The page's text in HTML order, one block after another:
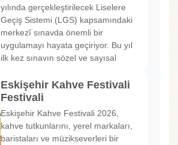
yılında gerçekleştirilecek Liselere
Geçiş Sistemi (LGS) kapsamındaki
merkezî sınavda önemli bir
uygulamayı hayata geçiriyor. Bu yıl
ilk kez sınavın sözel ve sayısal
Eskişehir Kahve Festivali
Festivali
Eskişehir Kahve Festivali 2026,
kahve tutkunlarını, yerel markaları,
baristaları ve müzikseverleri bir